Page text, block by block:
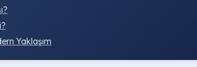
Yaklaşım